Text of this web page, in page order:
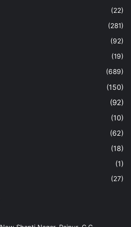
(22)
(281)
(92)
(19)
(689)
(150)
(92)
(10)
(62)
(18)
(1)
(27)